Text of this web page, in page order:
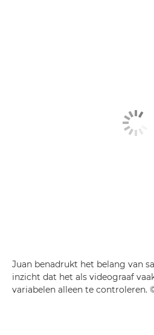
Juan benadrukt het belang van
inzicht dat het als videograaf
variabelen alleen te controleren.